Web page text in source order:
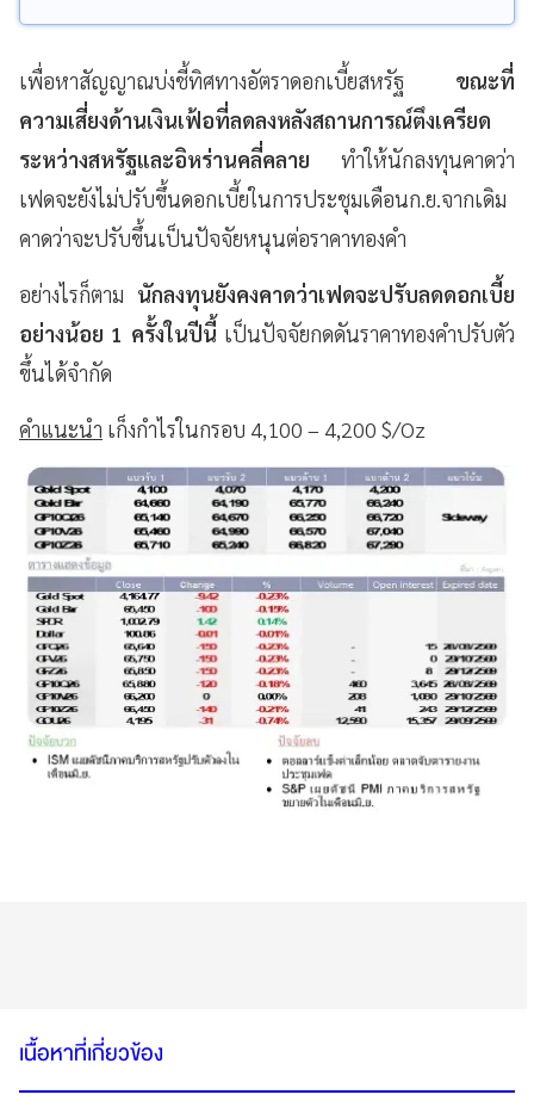
เพื่อหาสัญญาณบ่งชี้ทิศทางอัตราดอกเบี้ยสหรัฐ ขณะที่
ความเสี่ยงด้านเงินเฟ้อที่ลดลงหลังสถานการณ์ตึงเครียด
ระหว่างสหรัฐและอิหร่านคลี่คลาย ทำให้นักลงทุนคาดว่า
เฟดจะยังไม่ปรับขึ้นดอกเบี้ยในการประชุมเดือนก.ย.จากเดิม
คาดว่าจะปรับขึ้นเป็นปัจจัยหนุนต่อราคาทองคำ
อย่างไรก็ตาม นักลงทุนยังคงคาดว่าเฟดจะปรับลดดอกเบี้ย
อย่างน้อย 1 ครั้งในปีนี้ เป็นปัจจัยกดดันราคาทองคำปรับตัว
ขึ้นได้จำกัด
คำแนะนำ เก็งกำไรในกรอบ 4,100 – 4,200 $/Oz
เนื้อหาที่เกี่ยวข้อง